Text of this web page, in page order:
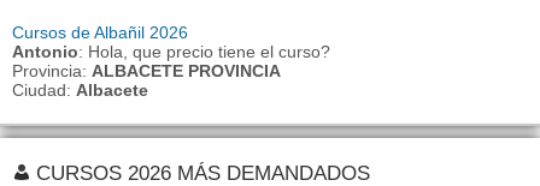
Cursos de Albañil 2026
Antonio: Hola, que precio tiene el curso?
Provincia: ALBACETE PROVINCIA
Ciudad: Albacete
CURSOS 2026 MÁS DEMANDADOS